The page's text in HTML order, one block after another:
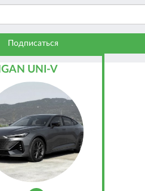
UNI-V